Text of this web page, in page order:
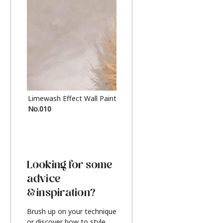
Limewash Effect Wall Paint
No.010
Looking for some
advice
& inspiration?
Brush up on your technique